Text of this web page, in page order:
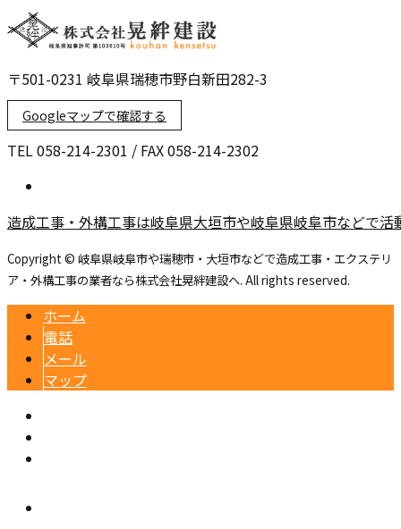
〒501-0231 岐阜県瑞穂市野白新田282-3
Googleマップで確認する
TEL 058-214-2301 / FAX 058-214-2302
造成工事・外構工事は岐阜県大垣市や岐阜県岐阜市などで
Copyright © 岐阜県岐阜市や瑞穂市・大垣市などで造成工事・エクステリ
ア・外構工事の業者なら株式会社晃絆建設へ. All rights reserved.
ホーム
電話
メール
マップ